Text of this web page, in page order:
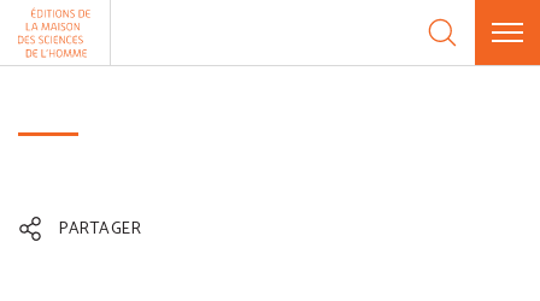
Aller au contenu
PARTAGER
Panneau de gestion des cookies